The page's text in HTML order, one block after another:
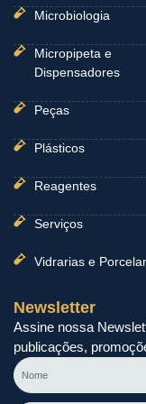
Microbiologia
Micropipeta e
Dispensadores
Peças
Plásticos
Reagentes
Serviços
Vidrarias e
Newsletter
Assine nossa
publicações,
Nome